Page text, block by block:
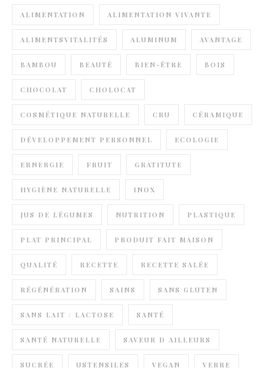
ALIMENTATION ALIMENTATION VIVANTE
ALIMENTSVITALITÉS ALUMINUM AVANTAGE
BAMBOU BEAUTÉ BIEN-ÊTRE BOIS
CHOCOLAT CHOLOCAT
COSMÉTIQUE NATURELLE CRU CÉRAMIQUE
DÉVELOPPEMENT PERSONNEL ECOLOGIE
ERNERGIE FRUIT GRATITUTE
HYGIÈNE NATURELLE INOX
JUS DE LÉGUMES NUTRITION PLASTIQUE
PLAT PRINCIPAL PRODUIT FAIT MAISON
QUALITÉ RECETTE RECETTE SALÉE
RÉGÉNÉRATION SAINS SANS GLUTEN
SANS LAIT / LACTOSE SANTÉ
SANTÉ NATURELLE SAVEUR D AILLEURS
SUCRÉE USTENSILES VEGAN VERRE